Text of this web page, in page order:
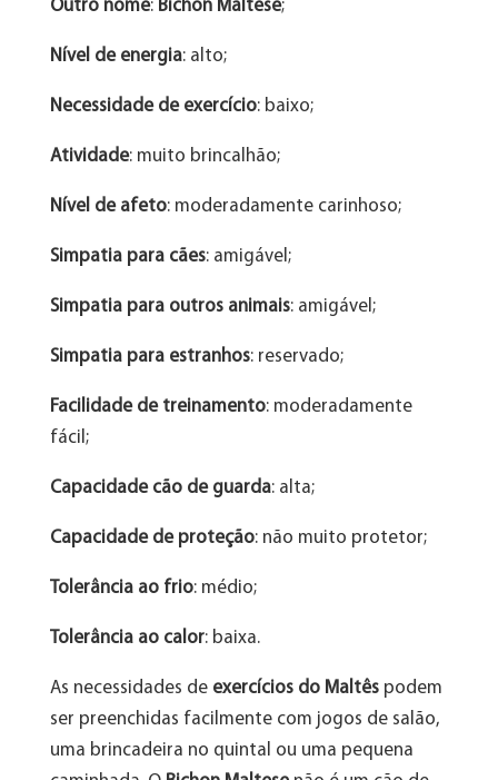
Outro nome: Bichon Maltese;
Nível de energia: alto;
Necessidade de exercício: baixo;
Atividade: muito brincalhão;
Nível de afeto: moderadamente carinhoso;
Simpatia para cães: amigável;
Simpatia para outros animais: amigável;
Simpatia para estranhos: reservado;
Facilidade de treinamento: moderadamente
fácil;
Capacidade cão de guarda: alta;
Capacidade de proteção: não muito protetor;
Tolerância ao frio: médio;
Tolerância ao calor: baixa.
As necessidades de exercícios do Maltêspodem
ser preenchidas facilmente com jogos de salão,
uma brincadeira no quintal ou uma pequena